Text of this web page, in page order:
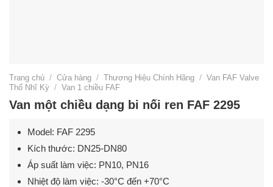
Trang chủ / Cửa hàng / Thương Hiệu Chính Hãng / Van FAF Valve
Thổ Nhĩ Kỳ / Van 1 chiều FAF
Van một chiều dạng bi nối ren FAF 2295
Model: FAF 2295
Kích thước: DN25-DN80
Áp suất làm việc: PN10, PN16
Nhiệt độ làm việc: -30°C đến +70°C